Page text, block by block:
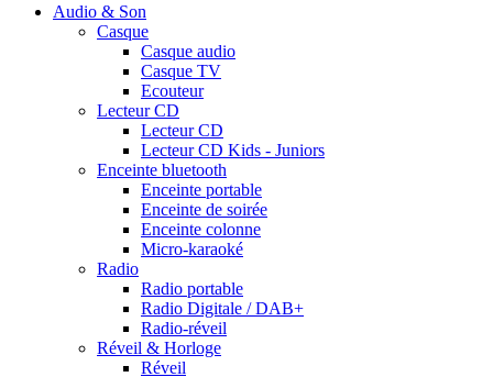
Audio & Son
Casque
Casque audio
Casque TV
Ecouteur
Lecteur CD
Lecteur CD
Lecteur CD Kids - Juniors
Enceinte bluetooth
Enceinte portable
Enceinte de soirée
Enceinte colonne
Micro-karaoké
Radio
Radio portable
Radio Digitale / DAB+
Radio-réveil
Réveil & Horloge
Réveil